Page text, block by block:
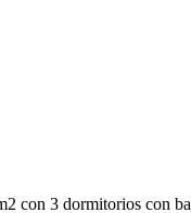
con 3 dormitorios con